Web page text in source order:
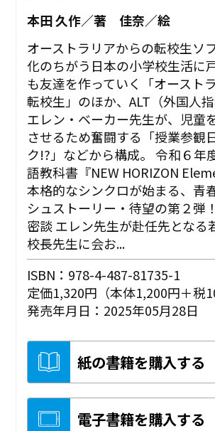
本田 久作／著 佳奈／絵
オーストラリアからの転校生ソ
化のちがう日本の小学校生活に
も友達を作っていく「オースト
転校生」のほか、ALT（外国人
エレン・ベーカー先生が、児童
させるため奮闘する「授業参観
ク!?」などから構成。 令和６年
語教科書『NEW HORIZON
本格的なシンクロが始まる、青
シュストーリー・待望の第２弾
密談 エレン先生が赴任先となる
校長先生に会お...
ISBN：978-4-487-81735-1
定価1,320円（本体1,200円＋税
発売年月日：2025年05月28日
紙の書籍を購入する
電子書籍を購入する